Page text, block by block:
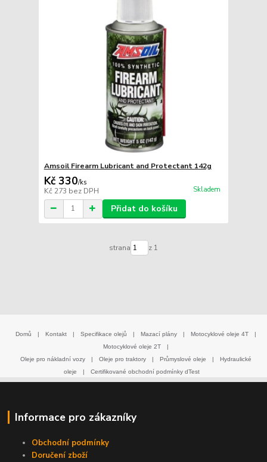
Amsoil Firearm Lubricant and Protectant 142g
Kč 330/ks
Kč 273 bez DPH Skladem
Přidat do košíku
strana z 1
Domů | Kontakt | Specifikace olejů | Mazací plány | Motocyklové oleje 4T
|
Motocyklové oleje 2T
|
Oleje pro nákladní vozy
| Oleje pro traktory | Průmyslové oleje |
Hydraulické
oleje
| Certifikované obchodní podmínky dTest
Informace pro zákazníky
Obchodní podmínky
Doručení zboží